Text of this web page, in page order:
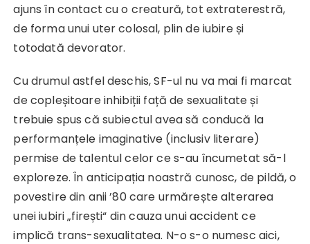
ajuns în contact cu o creatură, tot extraterestră,
de forma unui uter colosal, plin de iubire și
totodată devorator.
Cu drumul astfel deschis, SF-ul nu va mai fi marcat
de copleșitoare inhibiții față de sexualitate și
trebuie spus că subiectul avea să conducă la
performanțele imaginative (inclusiv literare)
permise de talentul celor ce s-au încumetat să-l
exploreze. În anticipația noastră cunosc, de pildă, o
povestire din anii ’80 care urmărește alterarea
unei iubiri „firești“ din cauza unui accident ce
implică trans-sexualitatea. N-o s-o numesc aici,